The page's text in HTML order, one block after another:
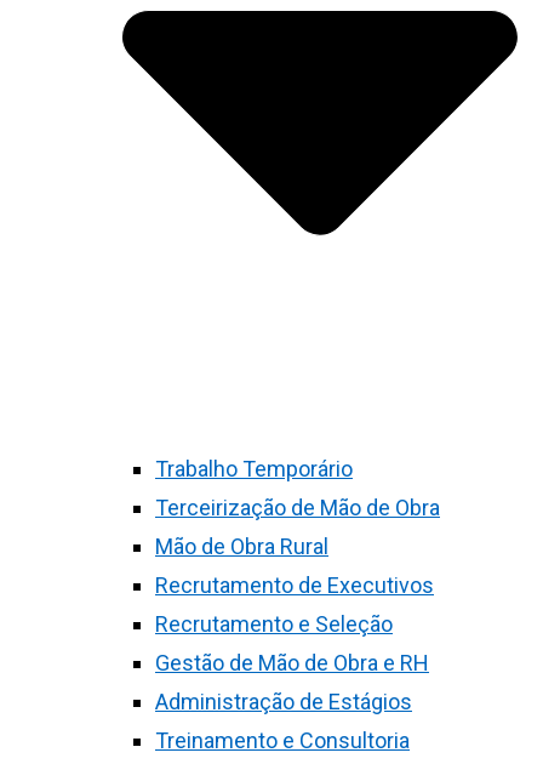
Trabalho Temporário
Terceirização de Mão de Obra
Mão de Obra Rural
Recrutamento de Executivos
Recrutamento e Seleção
Gestão de Mão de Obra e RH
Administração de Estágios
Treinamento e Consultoria